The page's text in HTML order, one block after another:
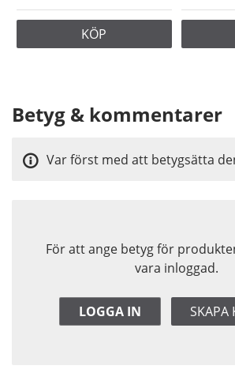
KÖP
Betyg & kommentarer
För att ange betyg för
vara inloggad.
LOGGA IN SKAPA
Var först med att betygsätta